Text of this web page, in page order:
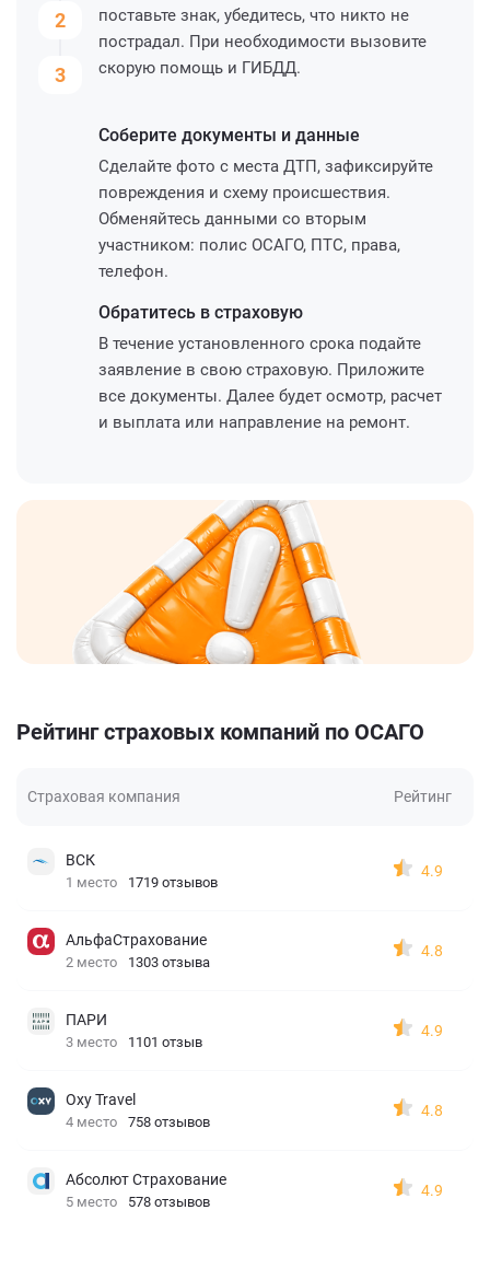
2
3
поставьте знак, убедитесь, что никто не
пострадал. При необходимости вызовите
скорую помощь и ГИБДД.
Соберите документы и данные
Сделайте фото с места ДТП, зафиксируйте
повреждения и схему происшествия.
Обменяйтесь данными со вторым
участником: полис ОСАГО, ПТС, права,
телефон.
Обратитесь в страховую
В течение установленного срока подайте
заявление в свою страховую. Приложите
все документы. Далее будет осмотр, расчет
и выплата или направление на ремонт.
Рейтинг страховых компаний по ОСАГО
Страховая компания Рейтинг
ВСК
1 место 1719 отзывов
4.9
АльфаСтрахование
2 место 1303 отзыва
4.8
ПАРИ
3 место 1101 отзыв
4.9
Oxy Travel
4 место 758 отзывов
4.8
Абсолют Страхование
5 место 578 отзывов
4.9